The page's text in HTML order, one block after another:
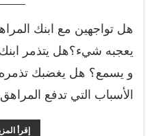
هل تواجهين مع ابنك
يعجبه شيء؟هل يتذمر
و يسمع؟ هل يغضبك
الأسباب التي تدفع
إقرأ